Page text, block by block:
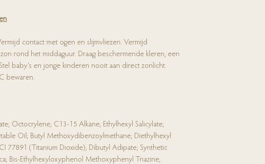
contact met ogen en slijmvliezen. Vermijd
rond het middaguur. Draag beschermende kleren, een
baby’s en jonge kinderen nooit aan direct zonlicht
bewaren.
Octocrylene; C13-15 Alkane; Ethylhexyl Salicylate;
Oil; Butyl Methoxydibenzoylmethane; Diethylhexyl
77891 (Titanium Dioxide); Dibutyl Adipate; Synthetic
Bis-Ethylhexyloxyphenol Methoxyphenyl Triazine;